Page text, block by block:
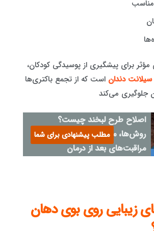
مؤثر برای پیشگیری از پوسیدگی کودکان،
دندان است که از تجمع باکتری‌ها
جلوگیری می‌کند
اصلاح طرح لبخند چیست؟
روش‌ها، مزایا، مراحل و
مراقبت‌های بعد از درمان
مطلب پیشنهادی برای شما
زیبایی روی بوی دهان